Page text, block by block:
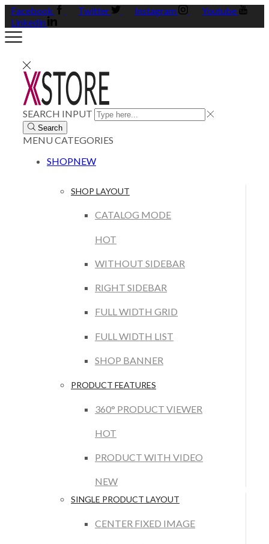
Facebook Twitter Instagram
Youtube
Linkedin
SEARCH INPUT
Search
MENUCATEGORIES
SHOPNEW
SHOP LAYOUT
CATALOG MODE
HOT
WITHOUT SIDEBAR
RIGHT SIDEBAR
FULL WIDTH GRID
FULL WIDTH LIST
SHOP BANNER
PRODUCT FEATURES
360° PRODUCT VIEWER
HOT
PRODUCT WITH VIDEO
NEW
SINGLE PRODUCT LAYOUT
CENTER FIXED IMAGE